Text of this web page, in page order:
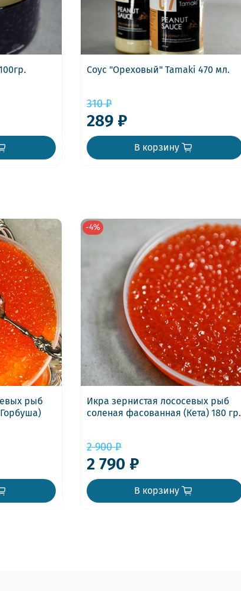
Соус "Ореховый" Tamaki 470 мл.
310 ₽
289 ₽
В корзину
рыб
-4%
Икра зернистая лососевых рыб
соленая фасованная (Кета) 180 гр.
2 900 ₽
2 790 ₽
В корзину